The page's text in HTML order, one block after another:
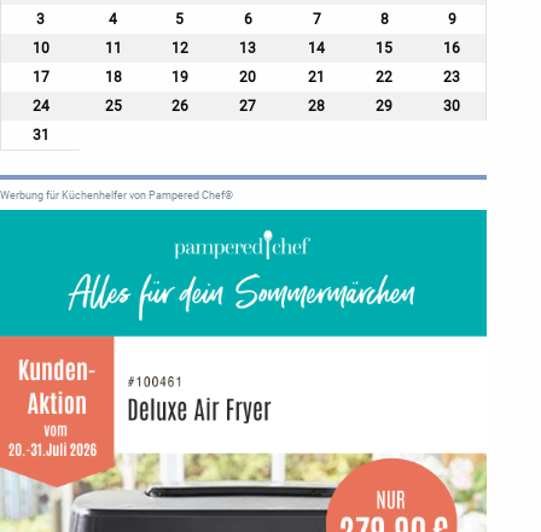
3
4 5 6 7 8
9
10
11 12 13 14 15
16
17
18 19 20 21 22
23
24
25 26 27 28 29
30
31
Werbung für Küchenhelfer von Pampered Chef®